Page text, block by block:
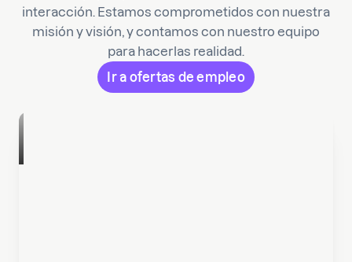
interacción. Estamos comprometidos con nuestra
misión y visión, y contamos con nuestro equipo
para hacerlas realidad.
Ir a ofertas de empleo